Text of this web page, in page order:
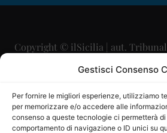
Gestisci Consenso
Per fornire le migliori esperienze, utilizziamo
per memorizzare e/o accedere alle
consenso a queste tecnologie ci permetterà
comportamento di navigazione o ID unici su
Copyright © ilSicilia | aut.
29/09/2015
Direttore Editoriale: